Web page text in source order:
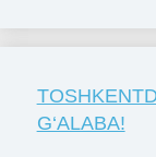
G‘ALABA!